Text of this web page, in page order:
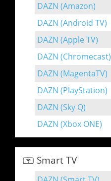
DAZN (Amazon)
DAZN (Android TV)
DAZN (Apple TV)
DAZN (Chromecast)
DAZN (MagentaTV)
DAZN (PlayStation)
DAZN (Sky Q)
DAZN (Xbox ONE)
Smart TV